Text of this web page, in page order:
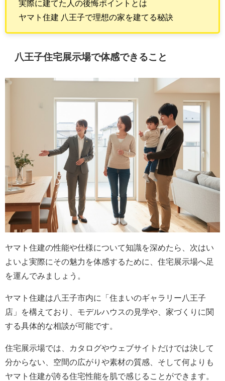
実際に建てた人の後悔ポイントとは
ヤマト住建 八王子で理想の家を建てる秘訣
八王子住宅展示場で体感できること
ヤマト住建の性能や仕様について知識を深めたら、次はい
よいよ実際にその魅力を体感するために、住宅展示場へ足
を運んでみましょう。
ヤマト住建は八王子市内に「住まいのギャラリー八王子
店」を構えており、モデルハウスの見学や、家づくりに関
する具体的な相談が可能です。
住宅展示場では、カタログやウェブサイトだけでは決して
分からない、空間の広がりや素材の質感、そして何よりも
ヤマト住建が誇る住宅性能を肌で感じることができます。